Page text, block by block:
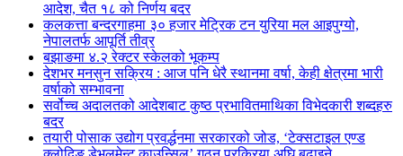
आदेश, चैत १८ को निर्णय बदर
कलकत्ता बन्दरगाहमा ३० हजार मेट्रिक टन युरिया मल आइपुग्यो,
नेपालतर्फ आपूर्ति तीव्र
बझाङमा ४.२ रेक्टर स्केलको भूकम्प
देशभर मनसुन सक्रिय : आज पनि धेरै स्थानमा वर्षा, केही क्षेत्रमा भारी
वर्षाको सम्भावना
सर्वोच्च अदालतको आदेशबाट कुष्ठ प्रभावितमाथिका विभेदकारी शब्दहरु
बदर
तयारी पोसाक उद्योग प्रवर्द्धनमा सरकारको जोड, ‘टेक्सटाइल एण्ड